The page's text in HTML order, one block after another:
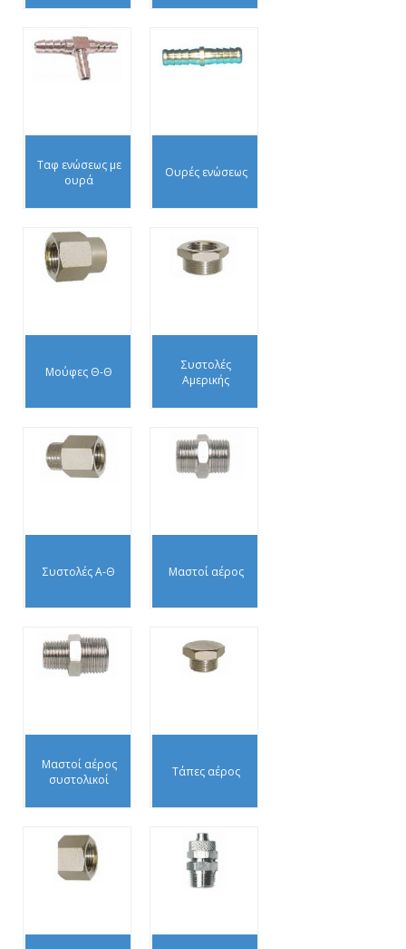
Ταφ ενώσεως με
ουρά
Ουρές ενώσεως
Μούφες Θ-Θ
Συστολές
Αμερικής
Συστολές Α-Θ Μαστοί αέρος
Μαστοί αέρος
συστολικοί
Τάπες αέρος